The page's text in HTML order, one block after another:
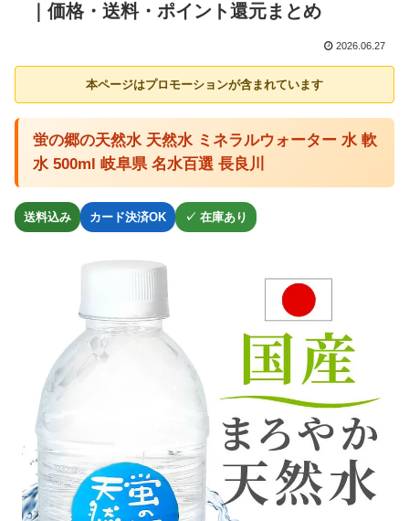
｜価格・送料・ポイント還元まとめ
2026.06.27
本ページはプロモーションが含まれています
蛍の郷の天然水 天然水 ミネラルウォーター 水 軟
水 500ml 岐阜県 名水百選 長良川
送料込み カード決済OK ✓ 在庫あり